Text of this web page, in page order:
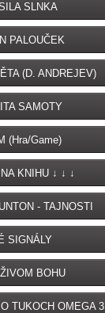
SLNKA
PALOUČEK
(D. ANDREJEV)
SAMOTY
(Hra/Game)
KNIHU ↓ ↓ ↓
- TAJNOSTI
SIGNÁLY
BOHU
TUKOCH OMEGA 3